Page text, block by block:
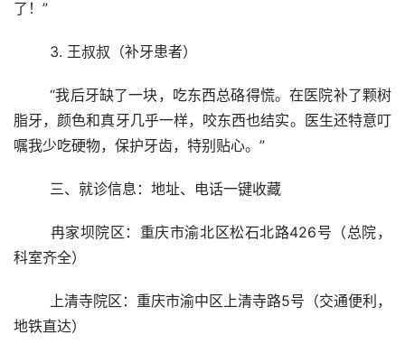
了！”
	3. 王叔叔（补牙患者）
	“我后牙缺了一块，吃东西总硌得慌。在医院补了颗树
脂牙，颜色和真牙几乎一样，咬东西也结实。医生还特意叮
嘱我少吃硬物，保护牙齿，特别贴心。”
	三、就诊信息：地址、电话一键收藏
科室齐全）
地铁直达）